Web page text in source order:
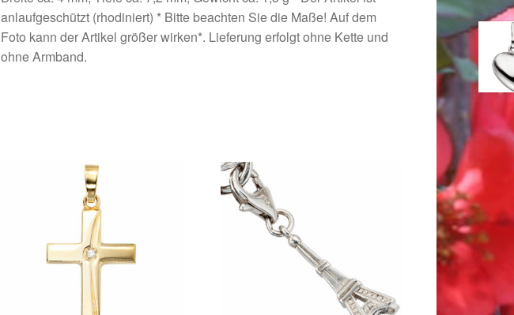
anlaufgeschützt (rhodiniert) * Bitte beachten Sie die Maße! Auf dem
Foto kann der Artikel größer wirken*. Lieferung erfolgt ohne Kette und
ohne Armband.